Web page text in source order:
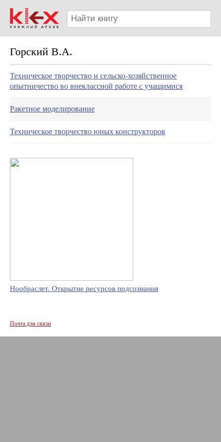
Горский В.А.
Техническое творчество и сельско-хозяйственное
опытничество во внеклассной работе с учащимися
Ракетное моделирование
Техническое творчество юных конструкторов
Нообраслет. Открытие ресурсов подсознания
Почта для связи